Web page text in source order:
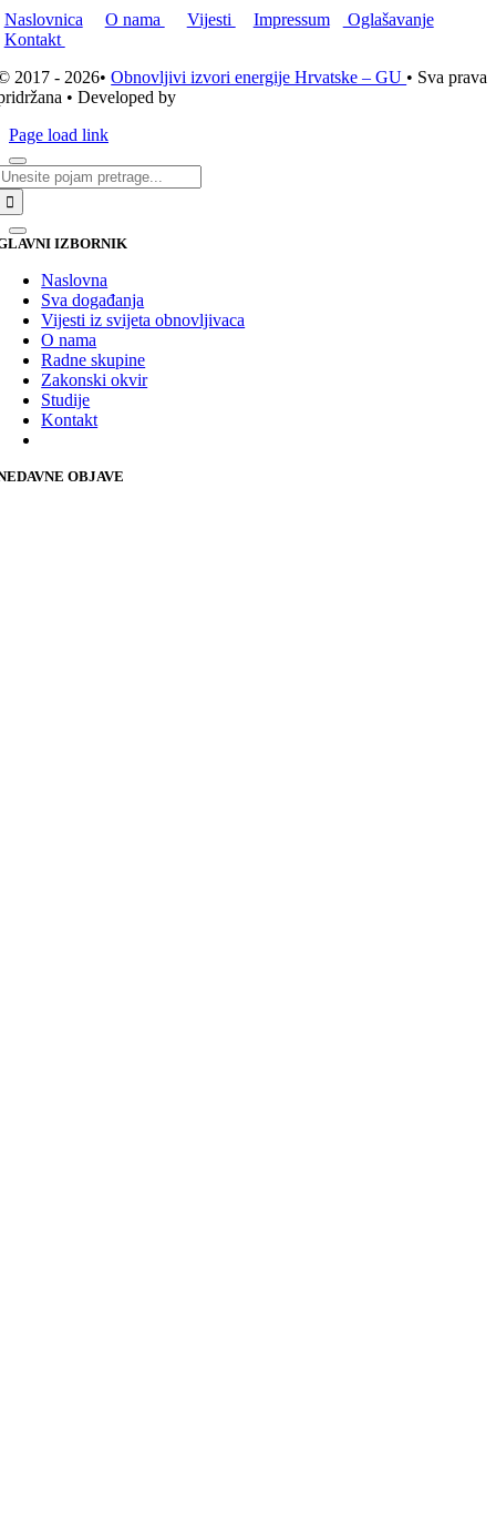
Naslovnica O nama Vijesti Impressum
Oglašavanje
Kontakt
2017 - 2026•Obnovljivi izvori energije Hrvatske – GU • Sva prava
• Developed by
Page load link
IZBORNIK
Naslovna
Sva događanja
Vijesti iz svijeta obnovljivaca
O nama
Radne skupine
Zakonski okvir
Studije
Kontakt
OBJAVE